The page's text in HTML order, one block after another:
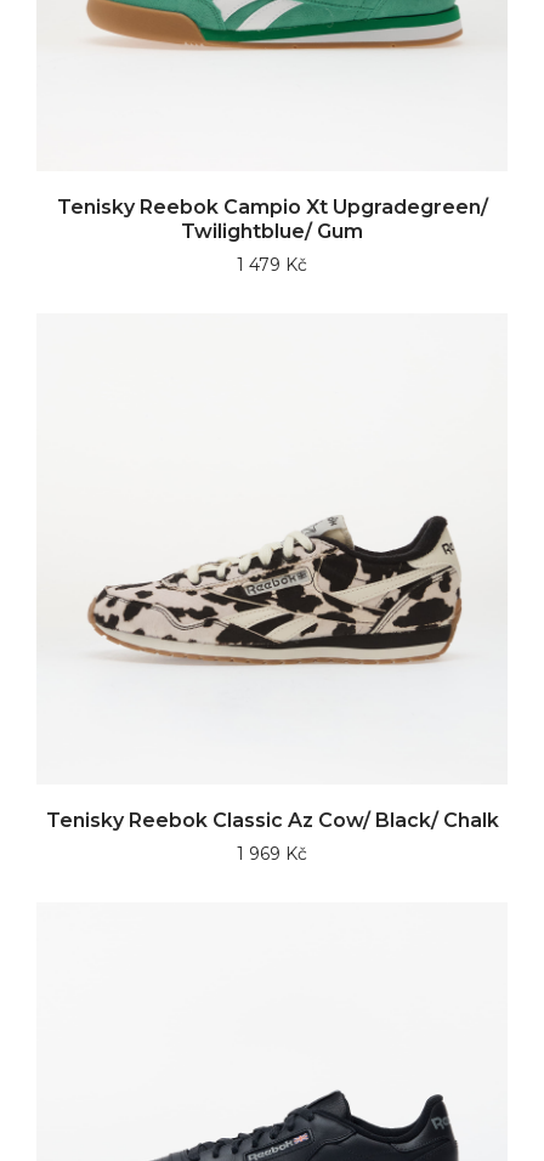
Tenisky Reebok Campio Xt Upgradegreen/
Twilightblue/ Gum
1 479 Kč
Tenisky Reebok Classic Az Cow/ Black/ Chalk
1 969 Kč